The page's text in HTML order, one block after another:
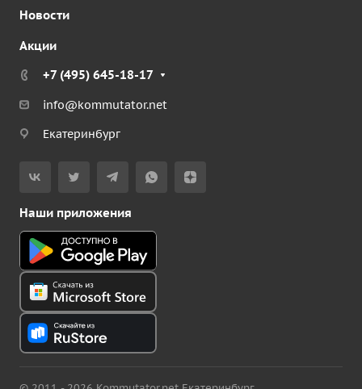
Новости
Акции
+7 (495) 645-18-17
info@kommutator.net
Екатеринбург
Наши приложения